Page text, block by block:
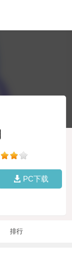
PC下载
排行